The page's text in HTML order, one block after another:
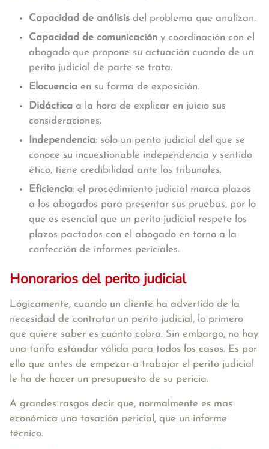
Capacidad de análisis del problema que analizan.
Capacidad de comunicación y coordinación con el
abogado que propone su actuación cuando de un
perito judicial de parte se trata.
Elocuencia en su forma de exposición.
Didáctica a la hora de explicar en juicio sus
consideraciones.
Independencia: sólo un perito judicial del que se
conoce su incuestionable independencia y sentido
ético, tiene credibilidad ante los tribunales.
Eficiencia: el procedimiento judicial marca plazos
a los abogados para presentar sus pruebas, por lo
que es esencial que un perito judicial respete los
plazos pactados con el abogado en torno a la
confección de informes periciales.
Honorarios del perito judicial
Lógicamente, cuando un cliente ha advertido de la
necesidad de contratar un perito judicial, lo primero
que quiere saber es cuánto cobra. Sin embargo, no hay
una tarifa estándar válida para todos los casos. Es por
ello que antes de empezar a trabajar el perito judicial
le ha de hacer un presupuesto de su pericia.
A grandes rasgos decir que, normalmente es mas
económica una tasación pericial, que un informe
técnico.